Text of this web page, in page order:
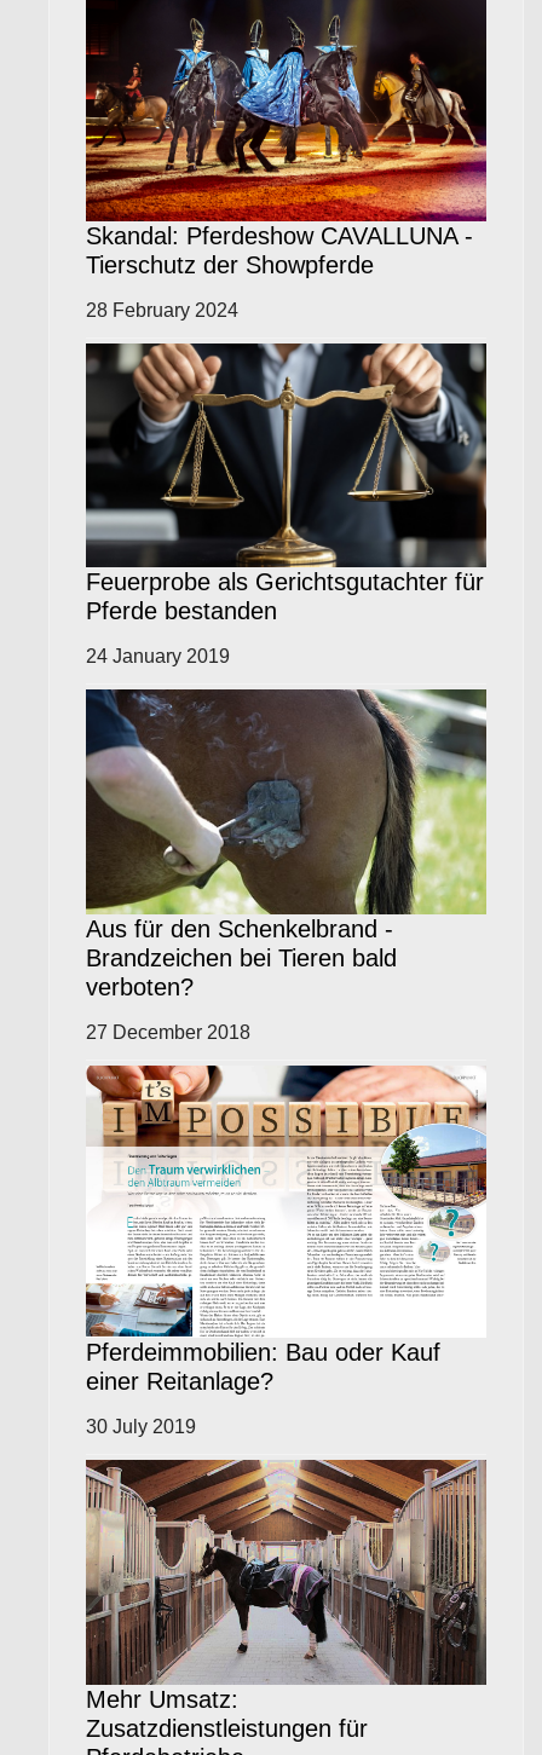
Skandal: Pferdeshow CAVALLUNA -
Tierschutz der Showpferde
28 February 2024
Feuerprobe als Gerichtsgutachter für
Pferde bestanden
24 January 2019
Aus für den Schenkelbrand -
Brandzeichen bei Tieren bald
verboten?
27 December 2018
Pferdeimmobilien: Bau oder Kauf
einer Reitanlage?
30 July 2019
Mehr Umsatz:
Zusatzdienstleistungen für